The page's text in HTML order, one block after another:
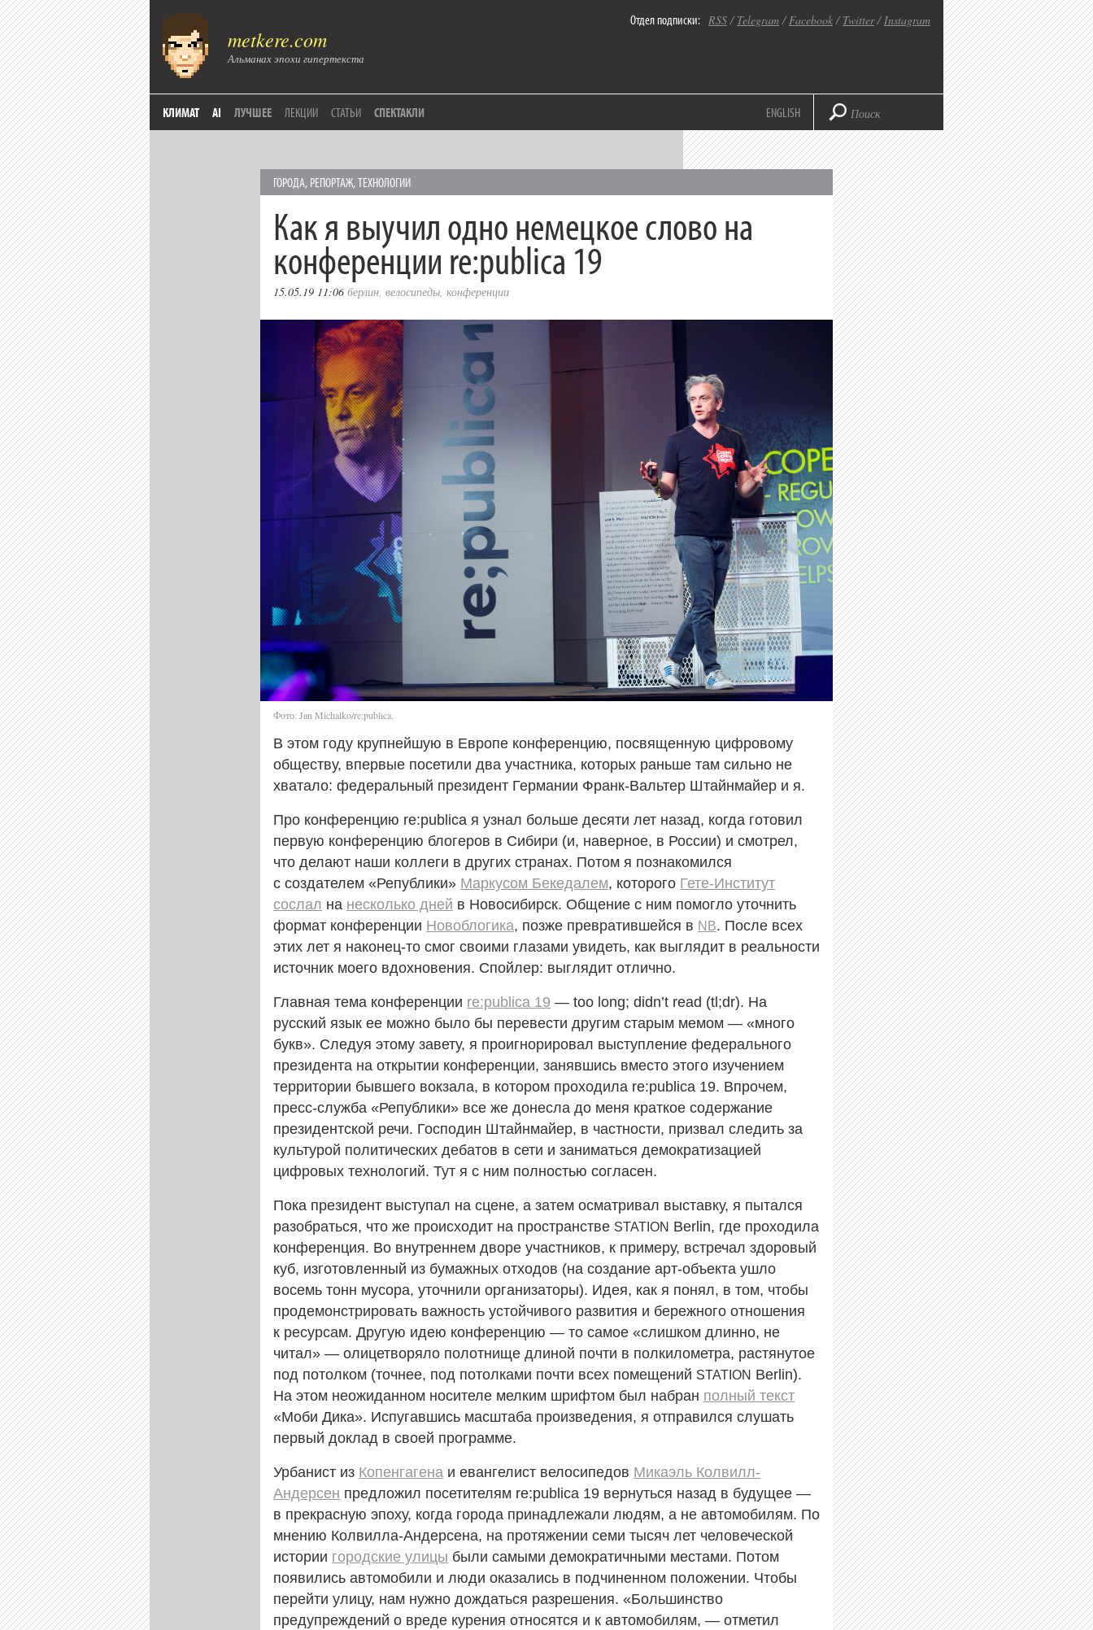
metkere.com
Альманах эпохи гипертекста
Отдел подписки: RSS/ Telegram/Facebook/ Twitter/Instagram
КЛИМАТ AI ЛУЧШЕЕ ЛЕКЦИИ СТАТЬИ СПЕКТАКЛИ ENGLISH
ГОРОДА, РЕПОРТАЖ,ТЕХНОЛОГИИ
Как я выучил одно немецкое слово на
конференции re:publica 19
15.05.19 11:06 берлин, велосипеды, конференции
Фото: Jan Michalko/re:publica.
В этом году крупнейшую в Европе конференцию, посвященную цифровому
обществу, впервые посетили два участника, которых раньше там сильно не
хватало: федеральный президент Германии Франк-Вальтер Штайнмайер и я.
Про конференцию re:publica я узнал больше десяти лет назад, когда готовил
первую конференцию блогеров в Сибири (и, наверное, в России) и смотрел,
что делают наши коллеги в других странах. Потом я познакомился
с создателем «Републики» Маркусом Бекедалем, которого Гете-Институт
сослал на несколько дней в Новосибирск. Общение с ним помогло уточнить
формат конференции Новоблогика, позже превратившейся в NB. После всех
этих лет я наконец-то смог своими глазами увидеть, как выглядит в реальности
источник моего вдохновения. Спойлер: выглядит отлично.
Главная тема конференции re:publica 19 — too long; didn’t read (tl;dr). На
русский язык ее можно было бы перевести другим старым мемом — «много
букв». Следуя этому завету, я проигнорировал выступление федерального
президента на открытии конференции, занявшись вместо этого изучением
территории бывшего вокзала, в котором проходила re:publica 19. Впрочем,
пресс-служба «Републики» все же донесла до меня краткое содержание
президентской речи. Господин Штайнмайер, в частности, призвал следить за
культурой политических дебатов в сети и заниматься демократизацией
цифровых технологий. Тут я с ним полностью согласен.
Пока президент выступал на сцене, а затем осматривал выставку, я пытался
разобраться, что же происходит на пространстве STATION Berlin, где проходила
конференция. Во внутреннем дворе участников, к примеру, встречал здоровый
куб, изготовленный из бумажных отходов (на создание арт-объекта ушло
восемь тонн мусора, уточнили организаторы). Идея, как я понял, в том, чтобы
продемонстрировать важность устойчивого развития и бережного отношения
к ресурсам. Другую идею конференцию — то самое «слишком длинно, не
читал» — олицетворяло полотнище длиной почти в полкилометра, растянутое
под потолком (точнее, под потолками почти всех помещений STATION Berlin).
На этом неожиданном носителе мелким шрифтом был набран полный текст
«Моби Дика». Испугавшись масштаба произведения, я отправился слушать
первый доклад в своей программе.
Урбанист из Копенгагена и евангелист велосипедов Микаэль Колвилл-
Андерсен предложил посетителям re:publica 19 вернуться назад в будущее —
в прекрасную эпоху, когда города принадлежали людям, а не автомобилям. По
мнению Колвилла-Андерсена, на протяжении семи тысяч лет человеческой
истории городские улицы были самыми демократичными местами. Потом
появились автомобили и люди оказались в подчиненном положении. Чтобы
перейти улицу, нам нужно дождаться разрешения. «Большинство
предупреждений о вреде курения относятся и к автомобилям, — отметил